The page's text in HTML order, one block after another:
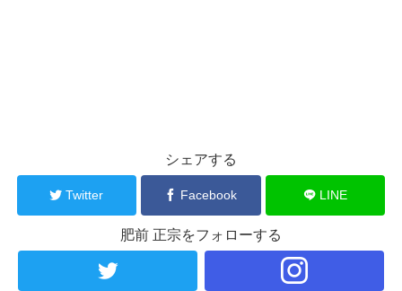
シェアする
Twitter Facebook LINE
肥前 正宗をフォローする